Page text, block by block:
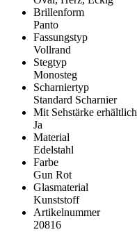
Brillenform
Panto
Fassungstyp
Vollrand
Stegtyp
Monosteg
Scharniertyp
Standard Scharnier
Mit Sehstärke erhältlich
Ja
Material
Edelstahl
Farbe
Gun Rot
Glasmaterial
Kunststoff
Artikelnummer
20816